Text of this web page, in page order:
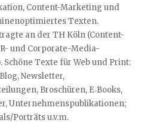
Content-Marketing und
Texten.
an der TH Köln (Content-
und Corporate-Media-
Schöne Texte für Web und Print:
Newsletter,
Broschüren, E‐Books,
Unternehmenspublikationen;
Porträts u.v.m.